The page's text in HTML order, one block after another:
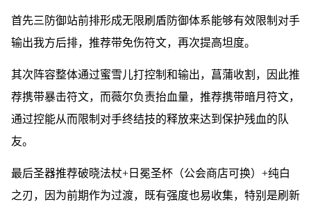
首先三防御站前排形成无限刷盾防御体系能够有效限制对手
输出我方后排，推荐带免伤符文，再次提高坦度。
其次阵容整体通过蜜雪儿打控制和输出，菖蒲收割，因此推
荐携带暴击符文，而薇尔负责抬血量，推荐携带暗月符文，
通过控能从而限制对手终结技的释放来达到保护残血的队
友。
最后圣器推荐破晓法杖+日冕圣杯（公会商店可换）+纯白
之刃，因为前期作为过渡，既有强度也易收集，特别是刷新